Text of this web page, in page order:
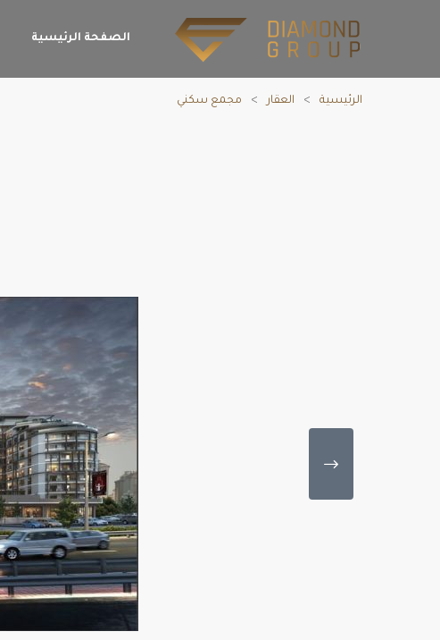
الصفحة الرئيسية
الرئيسية العقار مجمع سكني